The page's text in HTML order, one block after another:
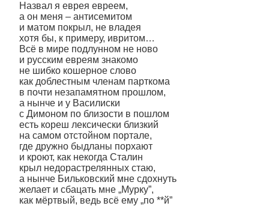
Назвал я еврея евреем,
а он меня – антисемитом
и матом покрыл, не владея
хотя бы, к примеру, ивритом…
Всё в мире подлунном не ново
и русским евреям знакомо
не шибко кошерное слово
как доблестным членам парткома
в почти незапамятном прошлом,
а нынче и у Василиски
с Димоном по близости в пошлом
есть кореш лексически близкий
на самом отстойном портале,
где дружно быдланы порхают
и кроют, как некогда Сталин
крыл недорастрелянных стаю,
а нынче Бильковский мне сдохнуть
желает и сбацать мне „Мурку”,
как мёртвый, ведь всё ему „по **й”